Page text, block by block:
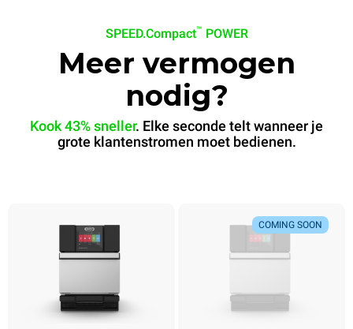
Klaar in 60 sec.
Klaar in 30 sec.
SPEED.Compact™ POWER
Meer vermogen
nodig?
Kook 43% sneller. Elke seconde telt wanneer je
grote klantenstromen moet bedienen.
COMING SOON
COMING SOON